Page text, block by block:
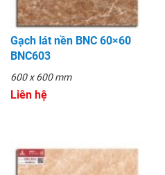
Gạch lát nền BNC 60×60
BNC603
600 x 600 mm
Liên hệ